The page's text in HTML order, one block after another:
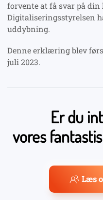
forvente at få svar på din
Digitaliseringsstyrelsen
uddybning.
Denne erklæring blev
juli 2023.
Er du
vores
Læs